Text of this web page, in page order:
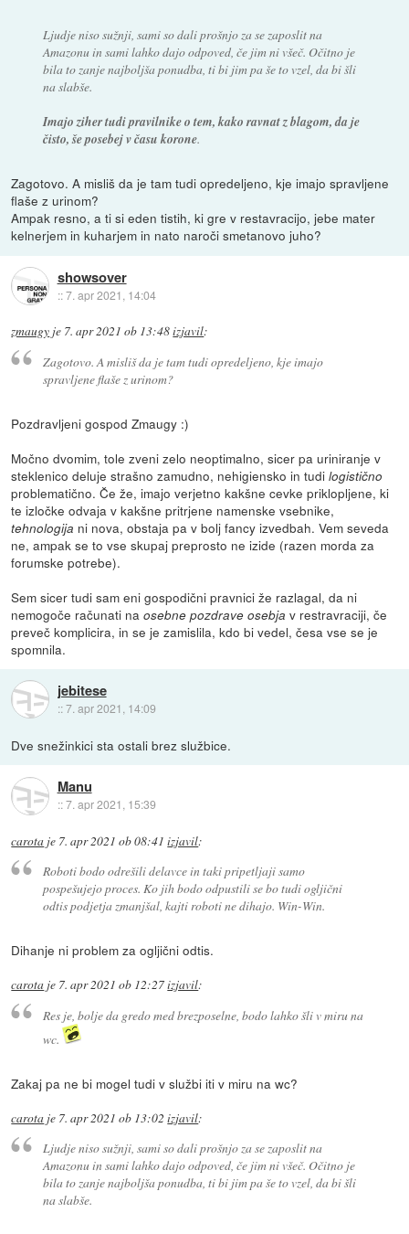
Ljudje niso sužnji, sami so dali prošnjo za se zaposlit na
Amazonu in sami lahko dajo odpoved, če jim ni všeč. Očitno je
bila to zanje najboljša ponudba, ti bi jim pa še to vzel, da bi šli
na slabše.
Imajo ziher tudi pravilnike o tem, kako ravnat z blagom, da je
čisto, še posebej v času korone.
Zagotovo. A misliš da je tam tudi opredeljeno, kje imajo spravljene
flaše z urinom?
Ampak resno, a ti si eden tistih, ki gre v restavracijo, jebe mater
kelnerjem in kuharjem in nato naroči smetanovo juho?
showsover
::7. apr 2021, 14:04
zmaugy je 7. apr 2021 ob 13:48izjavil:
Zagotovo. A misliš da je tam tudi opredeljeno, kje imajo
spravljene flaše z urinom?
Pozdravljeni gospod Zmaugy :)
Močno dvomim, tole zveni zelo neoptimalno, sicer pa uriniranje v
steklenico deluje strašno zamudno, nehigiensko in tudilogistično
problematično. Če že, imajo verjetno kakšne cevke priklopljene, ki
te izločke odvaja v kakšne pritrjene namenske vsebnike,
tehnologija ni nova, obstaja pa v bolj fancy izvedbah. Vem seveda
ne, ampak se to vse skupaj preprosto ne izide (razen morda za
forumske potrebe).
Sem sicer tudi sam eni gospodični pravnici že razlagal, da ni
nemogoče računati naosebne pozdrave osebja v restravraciji, če
preveč komplicira, in se je zamislila, kdo bi vedel, česa vse se je
spomnila.
jebitese
::7. apr 2021, 14:09
Dve snežinkici sta ostali brez službice.
Manu
::7. apr 2021, 15:39
carota je 7. apr 2021 ob 08:41 izjavil:
Roboti bodo odrešili delavce in taki pripetljaji samo
pospešujejo proces. Ko jih bodo odpustili se bo tudi ogljični
odtis podjetja zmanjšal, kajti roboti ne dihajo. Win-Win.
Dihanje ni problem za ogljični odtis.
carota je 7. apr 2021 ob 12:27izjavil:
Res je, bolje da gredo med brezposelne, bodo lahko šli v miru na
wc.
Zakaj pa ne bi mogel tudi v službi iti v miru na wc?
carota je 7. apr 2021 ob 13:02 izjavil:
Ljudje niso sužnji, sami so dali prošnjo za se zaposlit na
Amazonu in sami lahko dajo odpoved, če jim ni všeč. Očitno je
bila to zanje najboljša ponudba, ti bi jim pa še to vzel, da bi šli
na slabše.